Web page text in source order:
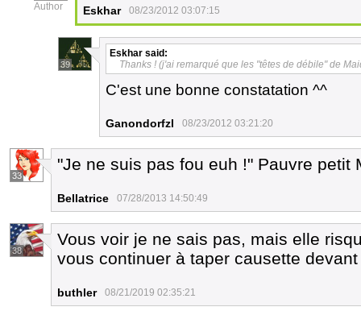
Author Eskhar 08/23/2012 03:07:15
39
Eskhar said:
Thanks ! (j'ai remarqué que les "têtes de débile" de
C'est une bonne constatation ^^
Ganondorfzl 08/23/2012 03:21:20
33
"Je ne suis pas fou euh !" Pauvre petit
Bellatrice 07/28/2013 14:50:49
38
Vous voir je ne sais pas, mais elle
vous continuer à taper causette
buthler 08/21/2019 02:35:21